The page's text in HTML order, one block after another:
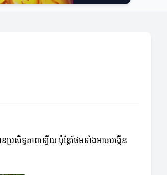
សិទ្ធភាពឡើយ ប៉ុន្តែថែមទាំងអាចបង្កើន